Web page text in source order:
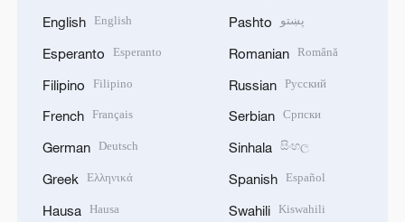
English English
Esperanto Esperanto
Filipino Filipino
French Français
German Deutsch
Greek Ελληνικά
Hausa Hausa
Pashto پښتو
Romanian Română
Russian Русский
Serbian Српски
Sinhala සිංහල
Spanish Español
Swahili Kiswahili